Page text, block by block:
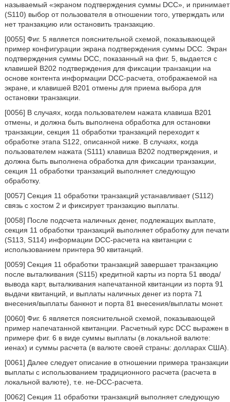
называемый «экраном подтверждения суммы DCC», и принимает
(S110) выбор от пользователя в отношении того, утверждать или
нет транзакцию или остановить транзакцию.
[0055] Фиг. 5 является пояснительной схемой, показывающей
пример конфигурации экрана подтверждения суммы DCC. Экран
подтверждения суммы DCC, показанный на фиг. 5, выдается с
клавишей В202 подтверждения для фиксации транзакции на
основе контента информации DCC-расчета, отображаемой на
экране, и клавишей В201 отмены для приема выбора для
остановки транзакции.
[0056] В случаях, когда пользователем нажата клавиша В201
отмены, и должна быть выполнена обработка для остановки
транзакции, секция 11 обработки транзакций переходит к
обработке этапа S122, описанной ниже. В случаях, когда
пользователем нажата (S111) клавиша В202 подтверждения, и
должна быть выполнена обработка для фиксации транзакции,
секция 11 обработки транзакций выполняет следующую
обработку.
[0057] Секция 11 обработки транзакций устанавливает (S112)
связь с хостом 2 и фиксирует транзакцию выплаты.
[0058] После подсчета наличных денег, подлежащих выплате,
секция 11 обработки транзакций выполняет обработку для печати
(S113, S114) информации DCC-расчета на квитанции с
использованием принтера 90 квитанций.
[0059] Секция 11 обработки транзакций завершает транзакцию
после выталкивания (S115) кредитной карты из порта 51 ввода/
вывода карт, выталкивания напечатанной квитанции из порта 91
выдачи квитанций, и выплаты наличных денег из порта 71
внесения/выплаты банкнот и порта 81 внесения/выплаты монет.
[0060] Фиг. 6 является пояснительной схемой, показывающей
пример напечатанной квитанции. Расчетный курс DCC выражен в
примере фиг. 6 в виде суммы выплаты (в локальной валюте:
иенах) и суммы расчета (в валюте своей страны: долларах США).
[0061] Далее следует описание в отношении примера транзакции
выплаты с использованием традиционного расчета (расчета в
локальной валюте), т.е. не-DCC-расчета.
[0062] Секция 11 обработки транзакций выполняет следующую